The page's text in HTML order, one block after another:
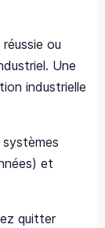
ou
Une
industrielle
et
quitter